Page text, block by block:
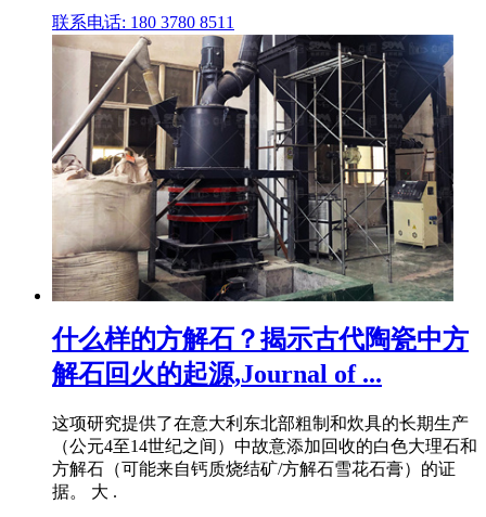
联系电话: 180 3780 8511
什么样的方解石？揭示古代陶瓷中方
解石回火的起源,Journal of ...
这项研究提供了在意大利东北部粗制和炊具的长期生产
（公元4至14世纪之间）中故意添加回收的白色大理石和
方解石（可能来自钙质烧结矿/方解石雪花石膏）的证
据。 大 .